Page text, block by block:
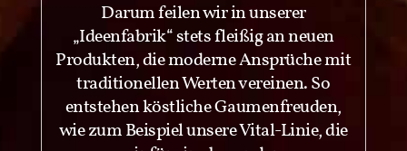
Darum feilen wir in unserer
„Ideenfabrik“ stets fleißig an neuen
Produkten, die moderne Ansprüche mit
traditionellen Werten vereinen. So
entstehen köstliche Gaumenfreuden,
wie zum Beispiel unsere Vital-Linie, die